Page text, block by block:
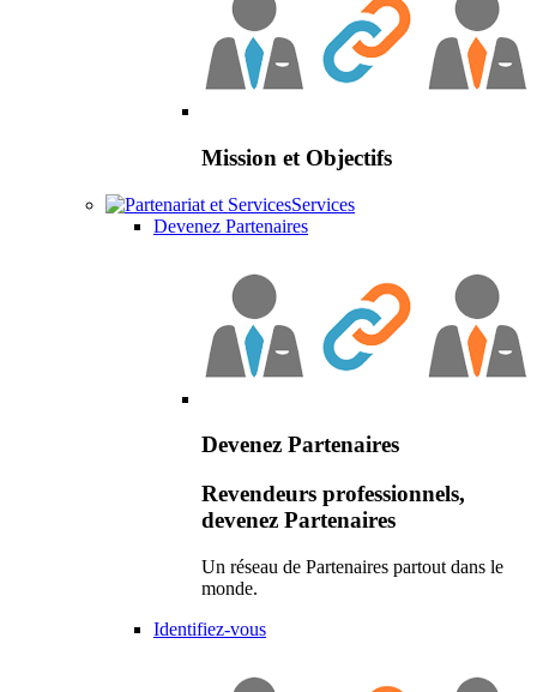
Mission et Objectifs
Services
Devenez Partenaires
Devenez Partenaires
Revendeurs professionnels,
devenez Partenaires
Un réseau de Partenaires partout dans le
monde.
Identifiez-vous